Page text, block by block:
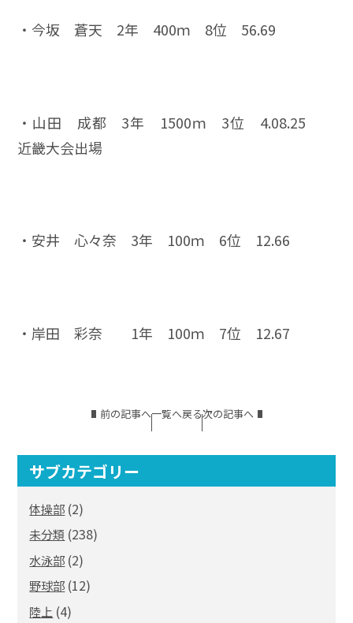
・今坂 蒼天 2年 400ｍ 8位 56.69
・山田 成都 3年 1500ｍ 3位 4.08.25
近畿大会出場
・安井 心々奈 3年 100ｍ 6位 12.66
・岸田 彩奈 1年 100ｍ 7位 12.67
前の記事へ一覧へ戻る次の記事へ
サブカテゴリー
体操部 (2)
未分類 (238)
水泳部 (2)
野球部 (12)
陸上 (4)